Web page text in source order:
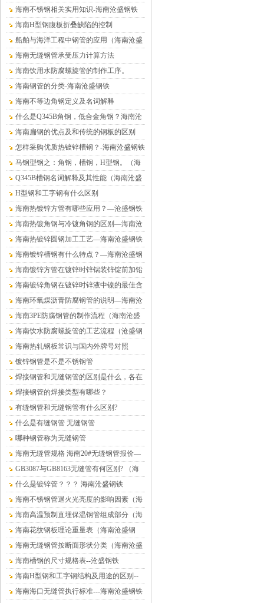
海南不锈钢相关实用知识-海南沧盛钢铁
海南H型钢腹板折叠缺陷的控制
船舶与海洋工程中钢管的应用（海南沧盛
钢铁）
海南无缝钢管承受压力计算方法
海南饮用水防腐螺旋管的制作工序。
海南钢管的分类-海南沧盛钢铁
海南不等边角钢定义及名词解释
什么是Q345B角钢，低合金角钢？海南沧
盛钢铁
海南扁钢的优点及和传统的钢板的区别
怎样采购优质热镀锌槽钢？-海南沧盛钢铁
马钢型钢之：角钢，槽钢，H型钢。（海
南沧盛钢铁）
Q345B槽钢名词解释及其性能（海南沧盛
钢铁）
H型钢和工字钢有什么区别
海南热镀锌方管有哪些应用？—沧盛钢铁
海南热镀角钢与冷镀角钢的区别—海南沧
盛钢铁
海南热镀锌圆钢加工工艺—海南沧盛钢铁
海南镀锌槽钢有什么特点？—海南沧盛钢
铁
海南镀锌方管在镀锌时锌锅装锌锭前加铅
的危害—海南沧盛钢铁
海南镀锌角钢在镀锌时锌液中镍的最佳含
量值—沧盛钢铁
海南环氧煤沥青防腐钢管的说明—海南沧
盛钢铁
海南3PE防腐钢管的制作流程（海南沧盛
钢铁）
海南饮水防腐螺旋管的工艺流程（沧盛钢
铁）
海南热轧钢板常识与国内外牌号对照
镀锌钢管是不是不锈钢管
焊接钢管和无缝钢管的区别是什么，各在
什么情况下使用？
焊接钢管的焊接类型有哪些？
有缝钢管和无缝钢管有什么区别?
什么是有缝钢管 无缝钢管
哪种钢管称为无缝钢管
海南无缝管规格 海南20#无缝钢管报价—
海南沧盛钢材
GB3087与GB8163无缝管有何区别? （海
南沧盛钢铁）
什么是镀锌管？？？ 海南沧盛钢铁
海南不锈钢管退火光亮度的影响因素（海
南沧盛钢铁）
海南高温预制直埋保温钢管组成部分（海
南沧盛钢铁）
海南花纹钢板理论重量表（海南沧盛钢
铁）
海南无缝钢管按断面形状分类（海南沧盛
钢铁）
海南槽钢的尺寸规格表--沧盛钢铁
海南H型钢和工字钢结构及用途的区别--
沧盛钢铁
海南海口无缝管执行标准---海南沧盛钢铁